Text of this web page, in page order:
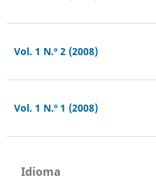
Vol. 1 N.º 2 (2008)
Vol. 1 N.º 1 (2008)
Idioma